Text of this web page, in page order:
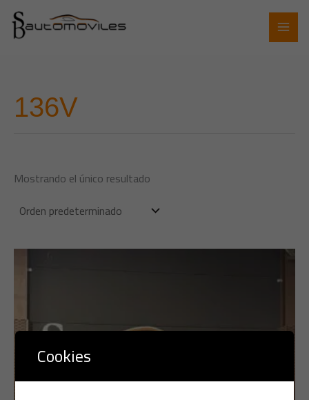
contenido
136V
Mostrando el único resultado
Cookies